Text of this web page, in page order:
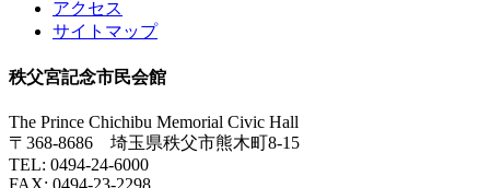
アクセス
サイトマップ
秩父宮記念市民会館
The Prince Chichibu Memorial Civic Hall
〒368-8686 埼玉県秩父市熊木町8-15
TEL: 0494-24-6000